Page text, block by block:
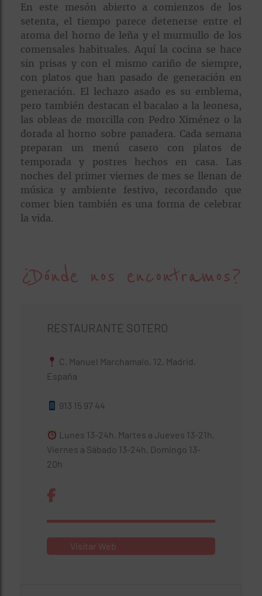
En este mesón abierto a comienzos de los
setenta, el tiempo parece detenerse entre el
aroma del horno de leña y el murmullo de los
comensales habituales. Aquí la cocina se hace
sin prisas y con el mismo cariño de siempre,
con platos que han pasado de generación en
generación. El lechazo asado es su emblema,
pero también destacan el bacalao a la leonesa,
las obleas de morcilla con Pedro Ximénez o la
dorada al horno sobre panadera. Cada semana
preparan un menú casero con platos de
temporada y postres hechos en casa. Las
noches del primer viernes de mes se llenan de
música y ambiente festivo, recordando que
comer bien también es una forma de celebrar
la vida.
¿Dónde nos encontramos?
RESTAURANTE SOTERO
C. Manuel Marchamalo, 12, Madrid,
España
913 15 97 44
Lunes 13-24h. Martes a Jueves 13-21h.
Viernes a Sábado 13-24h. Domingo 13-
20h
Visitar Web